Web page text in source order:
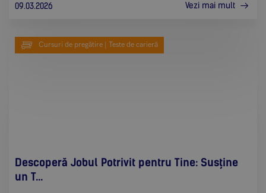
09.03.2026
Vezi mai mult
Cursuri de pregătire | Teste de carieră
Descoperă Jobul Potrivit pentru Tine: Susține
un T...